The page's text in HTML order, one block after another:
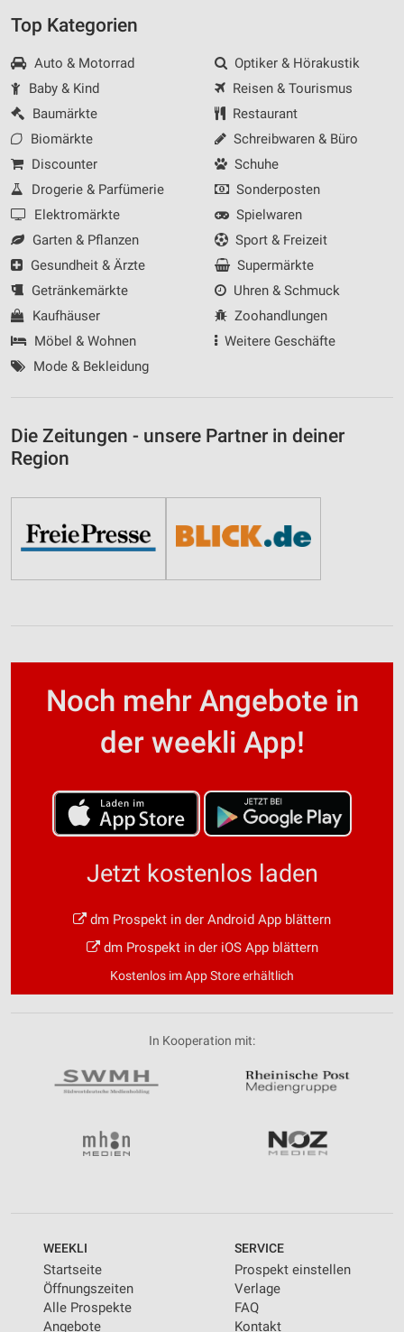
Top Kategorien
Auto & Motorrad
Baby & Kind
Baumärkte
Biomärkte
Discounter
Drogerie & Parfümerie
Elektromärkte
Garten & Pflanzen
Gesundheit & Ärzte
Getränkemärkte
Kaufhäuser
Möbel & Wohnen
Mode & Bekleidung
Optiker & Hörakustik
Reisen & Tourismus
Restaurant
Schreibwaren & Büro
Schuhe
Sonderposten
Spielwaren
Sport & Freizeit
Supermärkte
Uhren & Schmuck
Zoohandlungen
Weitere Geschäfte
Die Zeitungen - unsere Partner in deiner
Region
Noch mehr Angebote in
der weekli App!
Jetzt kostenlos laden
dm Prospekt in der Android App blättern
dm Prospekt in der iOS App blättern
Kostenlos im App Store erhältlich
In Kooperation mit:
WEEKLI
Startseite
Öffnungszeiten
Alle Prospekte
Angebote
SERVICE
Prospekt einstellen
Verlage
FAQ
Kontakt